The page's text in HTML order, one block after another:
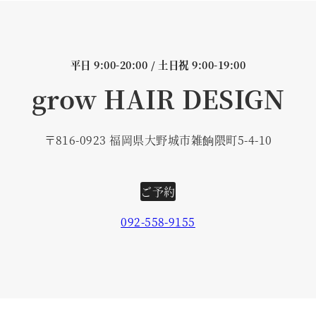
平日 9:00-20:00 / 土日祝 9:00-19:00
grow HAIR DESIGN
〒816-0923 福岡県大野城市雑餉隈町5-4-10
ご予約
092-558-9155